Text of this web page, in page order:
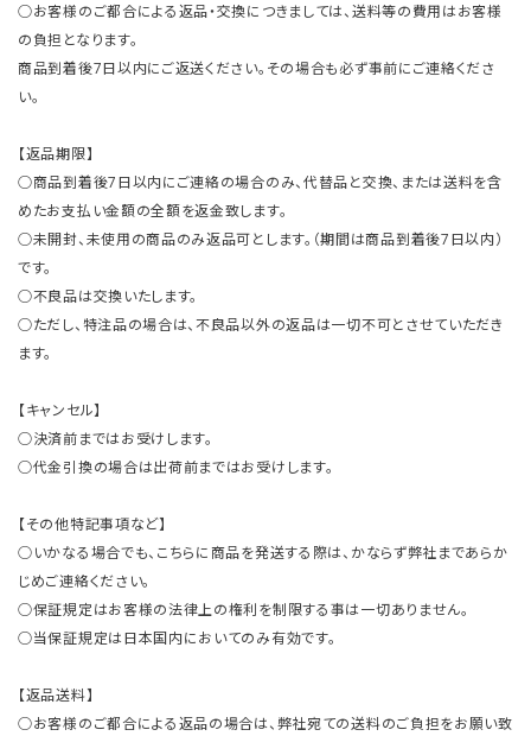
○お客様のご都合による返品・交換につきましては、送料等の費用はお客様
の負担となります。
商品到着後7日以内にご返送ください。その場合も必ず事前にご連絡くださ
い。
【返品期限】
○商品到着後7日以内にご連絡の場合のみ、代替品と交換、または送料を含
めたお支払い金額の全額を返金致します。
○未開封、未使用の商品のみ返品可とします。（期間は商品到着後7日以内）
です。
○不良品は交換いたします。
○ただし、特注品の場合は、不良品以外の返品は一切不可とさせていただき
ます。
【キャンセル】
○決済前まではお受けします。
○代金引換の場合は出荷前まではお受けします。
【その他特記事項など】
○いかなる場合でも、こちらに商品を発送する際は、かならず弊社まであらか
じめご連絡ください。
○保証規定はお客様の法律上の権利を制限する事は一切ありません。
○当保証規定は日本国内においてのみ有効です。
【返品送料】
○お客様のご都合による返品の場合は、弊社宛ての送料のご負担をお願い致